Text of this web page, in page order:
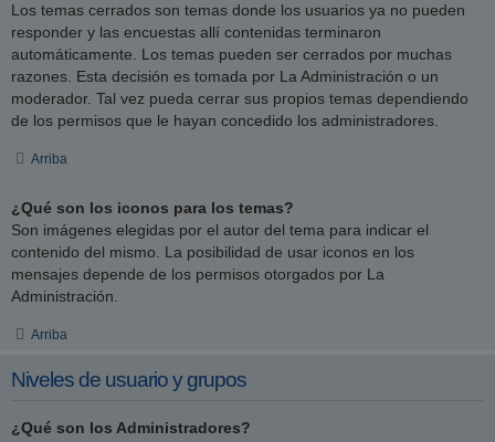
Los temas cerrados son temas donde los usuarios ya no pueden
responder y las encuestas allí contenidas terminaron
automáticamente. Los temas pueden ser cerrados por muchas
razones. Esta decisión es tomada por La Administración o un
moderador. Tal vez pueda cerrar sus propios temas dependiendo
de los permisos que le hayan concedido los administradores.
Arriba
¿Qué son los iconos para los temas?
Son imágenes elegidas por el autor del tema para indicar el
contenido del mismo. La posibilidad de usar iconos en los
mensajes depende de los permisos otorgados por La
Administración.
Arriba
Niveles de usuario y grupos
¿Qué son los Administradores?